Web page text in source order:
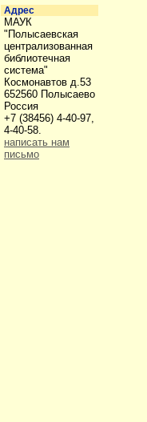
Адрес
МАУК
"Полысаевская
централизованная
библиотечная
система"
Космонавтов д.53
652560 Полысаево
Россия
+7 (38456) 4-40-97,
4-40-58.
написать нам
письмо